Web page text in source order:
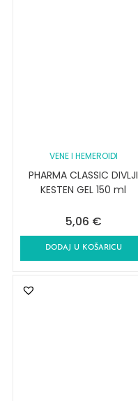
VENE I HEMEROIDI
PHARMA CLASSIC DIVLJI
KESTEN GEL 150 ml
5,06 €
DODAJ U KOŠARICU